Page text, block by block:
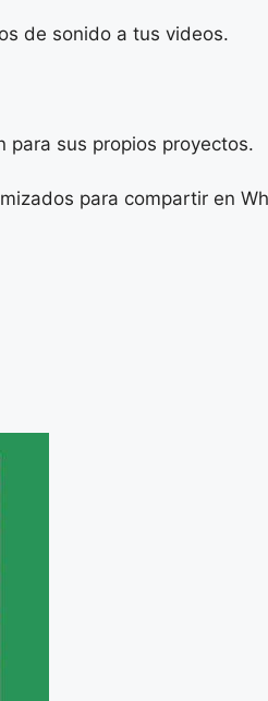
de sonido a tus videos.
para sus propios proyectos.
para compartir en